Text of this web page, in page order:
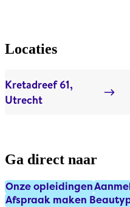
Locaties
Kretadreef 61,
Utrecht
Ga direct naar
Onze opleidingen
Afspraak maken